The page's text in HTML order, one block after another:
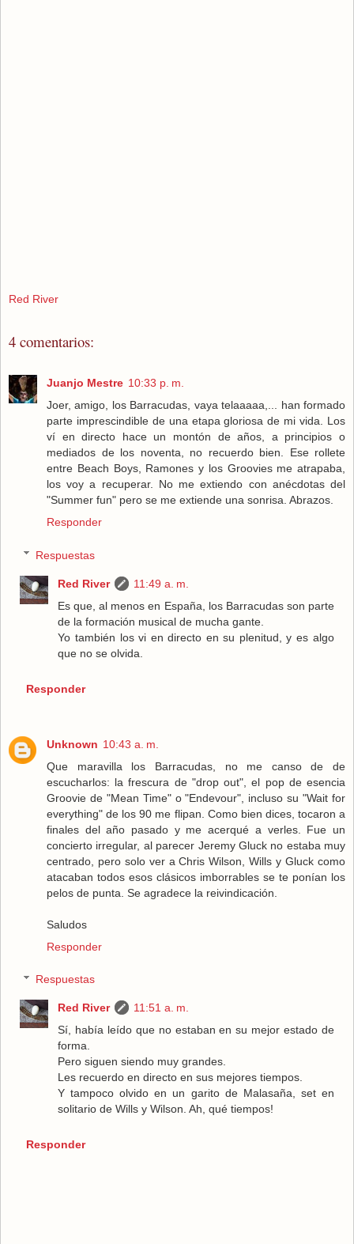
Red River
4 comentarios:
Juanjo Mestre 10:33 p. m.
Joer, amigo, los Barracudas, vaya telaaaaa,... han formado
parte imprescindible de una etapa gloriosa de mi vida. Los
ví en directo hace un montón de años, a principios o
mediados de los noventa, no recuerdo bien. Ese rollete
entre Beach Boys, Ramones y los Groovies me atrapaba,
los voy a recuperar. No me extiendo con anécdotas del
"Summer fun" pero se me extiende una sonrisa. Abrazos.
Responder
Respuestas
Red River
11:49 a. m.
Es que, al menos en España, los Barracudas son parte
de la formación musical de mucha gante.
Yo también los vi en directo en su plenitud, y es algo
que no se olvida.
Responder
Unknown 10:43 a. m.
Que maravilla los Barracudas, no me canso de de
escucharlos: la frescura de "drop out", el pop de esencia
Groovie de "Mean Time" o "Endevour", incluso su "Wait for
everything" de los 90 me flipan. Como bien dices, tocaron a
finales del año pasado y me acerqué a verles. Fue un
concierto irregular, al parecer Jeremy Gluck no estaba muy
centrado, pero solo ver a Chris Wilson, Wills y Gluck como
atacaban todos esos clásicos imborrables se te ponían los
pelos de punta. Se agradece la reivindicación.
Saludos
Responder
Respuestas
Red River
11:51 a. m.
Sí, había leído que no estaban en su mejor estado de
forma.
Pero siguen siendo muy grandes.
Les recuerdo en directo en sus mejores tiempos.
Y tampoco olvido en un garito de Malasaña, set en
solitario de Wills y Wilson. Ah, qué tiempos!
Responder